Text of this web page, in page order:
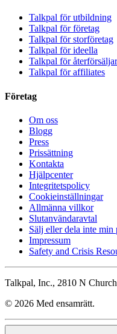
Talkpal för utbildning
Talkpal för företag
Talkpal för storföretag
Talkpal för ideella
Talkpal för
Talkpal för affiliates
Företag
Om oss
Blogg
Press
Prissättning
Kontakta
Hjälpcenter
Integritetspolicy
Cookieinställningar
Allmänna villkor
Slutanvändaravtal
Sälj eller dela inte
Impressum
Safety and Crisis
Talkpal, Inc., 2810 N
© 2026 Med ensamrätt.